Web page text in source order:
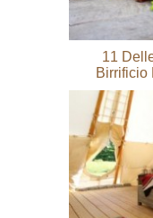
11
Birrificio